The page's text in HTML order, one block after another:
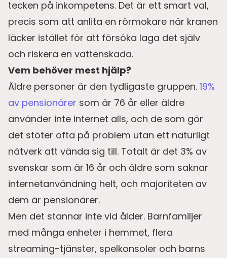
tecken på inkompetens. Det är ett smart val,
precis som att anlita en rörmokare när kranen
läcker istället för att försöka laga det själv
och riskera en vattenskada.
Vem behöver mest hjälp?
Äldre personer är den tydligaste gruppen. 19%
av pensionärer som är 76 år eller äldre
använder inte internet alls, och de som gör
det stöter ofta på problem utan ett naturligt
nätverk att vända sig till. Totalt är det 3% av
svenskar som är 16 år och äldre som saknar
internetanvändning helt, och majoriteten av
dem är pensionärer.
Men det stannar inte vid ålder. Barnfamiljer
med många enheter i hemmet, flera
streaming-tjänster, spelkonsoler och barns